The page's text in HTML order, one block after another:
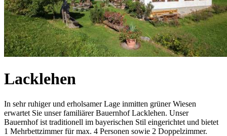
Lacklehen
In sehr ruhiger und erholsamer Lage inmitten grüner Wiesen
erwartet Sie unser familiärer Bauernhof Lacklehen. Unser
Bauernhof ist traditionell im bayerischen Stil eingerichtet und bietet
1 Mehrbettzimmer für max. 4 Personen sowie 2 Doppelzimmer.